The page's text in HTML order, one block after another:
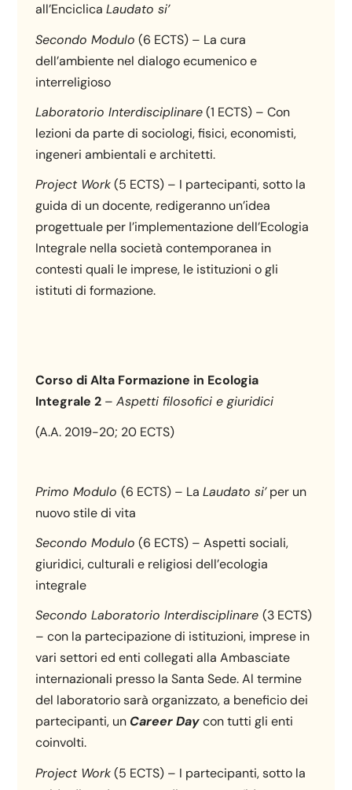
all’EnciclicaLaudato si’
Secondo Modulo (6 ECTS) – La cura
dell’ambiente nel dialogo ecumenico e
interreligioso
Laboratorio Interdisciplinare(1 ECTS) – Con
lezioni da parte di sociologi, fisici, economisti,
ingeneri ambientali e architetti.
Project Work(5 ECTS) – I partecipanti, sotto la
guida di un docente, redigeranno un’idea
progettuale per l’implementazione dell’Ecologia
Integrale nella società contemporanea in
contesti quali le imprese, le istituzioni o gli
istituti di formazione.
Corso di Alta Formazione in Ecologia
Integrale 2 –Aspetti filosofici e giuridici
(A.A. 2019-20; 20 ECTS)
Primo Modulo(6 ECTS) – LaLaudato si’per un
nuovo stile di vita
Secondo Modulo (6 ECTS) – Aspetti sociali,
giuridici, culturali e religiosi dell’ecologia
integrale
Secondo Laboratorio Interdisciplinare(3 ECTS)
– con la partecipazione di istituzioni, imprese in
vari settori ed enti collegati alla Ambasciate
internazionali presso la Santa Sede. Al termine
del laboratorio sarà organizzato, a beneficio dei
partecipanti, un Career Daycon tutti gli enti
coinvolti.
Project Work(5 ECTS) – I partecipanti, sotto la